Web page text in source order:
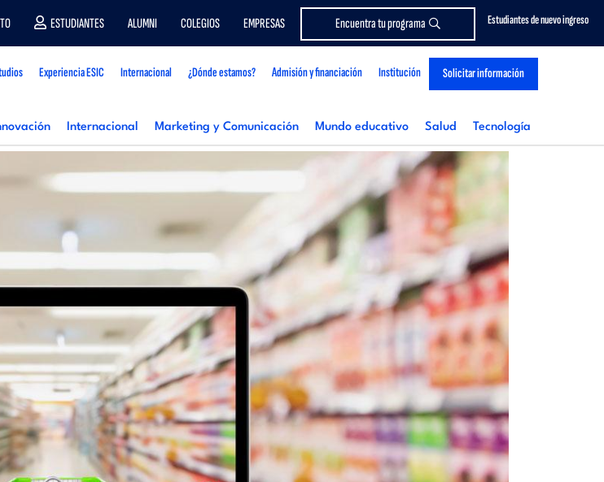
Estudiantes de nuevo ingreso
ESTUDIANTES ALUMNI COLEGIOS EMPRESAS Encuentra tu programa
Experiencia ESIC Internacional ¿Dónde estamos? Admisión y financiación Institución Solicitar información
Internacional Marketing y Comunicación Mundo educativo Salud Tecnología